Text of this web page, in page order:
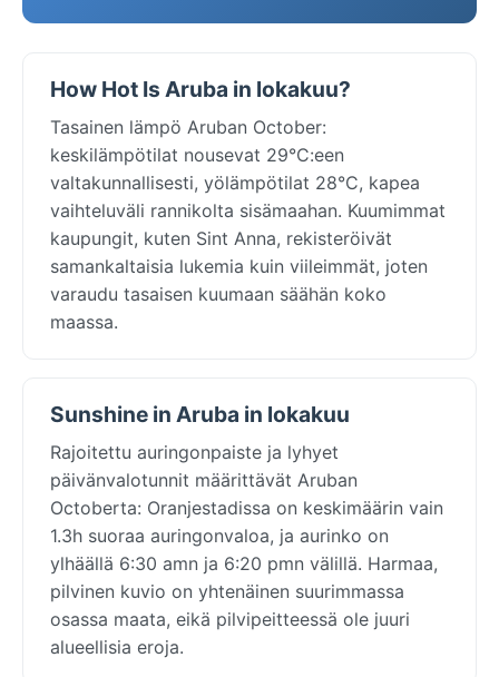
How Hot Is Aruba in lokakuu?
Tasainen lämpö Aruban October:
keskilämpötilat nousevat 29°C:een
valtakunnallisesti, yölämpötilat 28°C, kapea
vaihteluväli rannikolta sisämaahan. Kuumimmat
kaupungit, kuten Sint Anna, rekisteröivät
samankaltaisia lukemia kuin viileimmät, joten
varaudu tasaisen kuumaan säähän koko
maassa.
Sunshine in Aruba in lokakuu
Rajoitettu auringonpaiste ja lyhyet
päivänvalotunnit määrittävät Aruban
Octoberta: Oranjestadissa on keskimäärin vain
1.3h suoraa auringonvaloa, ja aurinko on
ylhäällä 6:30 amn ja 6:20 pmn välillä. Harmaa,
pilvinen kuvio on yhtenäinen suurimmassa
osassa maata, eikä pilvipeitteessä ole juuri
alueellisia eroja.